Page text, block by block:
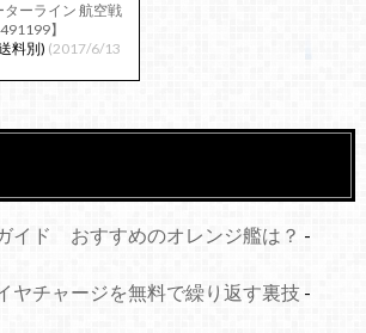
ーライン 航空戦
】
料別) (2017/6/13
イド おすすめのオレンジ艦は？ -
ヤチャージを無料で繰り返す裏技-